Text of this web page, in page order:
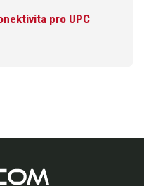
pro UPC